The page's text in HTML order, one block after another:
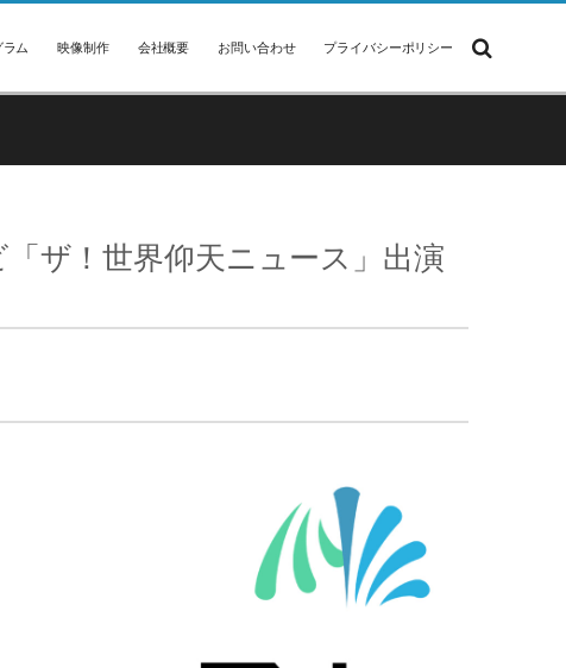
ム 映像制作 会社概要 お問い合わせ プライバシーポリシー
ザ！世界仰天ニュース」出演